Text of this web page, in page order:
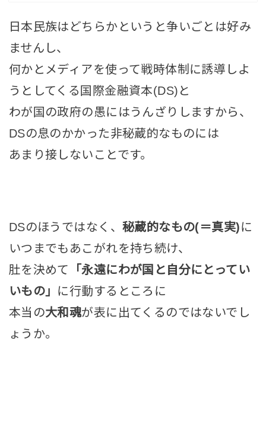
日本民族はどちらかというと争いごとは好み
ませんし、
何かとメディアを使って戦時体制に誘導しよ
うとしてくる国際金融資本(DS)と
わが国の政府の愚にはうんざりしますから、
DSの息のかかった非秘蔵的なものには
あまり接しないことです。
DSのほうではなく、 秘蔵的なもの(＝真実)に
いつまでもあこがれを持ち続け、
肚を決めて
「永遠にわが国と自分にとってい
いもの」 に行動するところに
本当の大和魂が表に出てくるのではないでし
ょうか。